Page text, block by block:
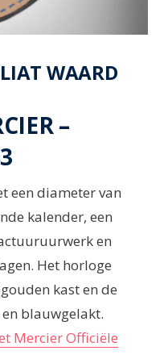
WAARD
–
een diameter van
kalender, een
en
Het horloge
kast en de
blauwgelakt.
Mercier Officiële